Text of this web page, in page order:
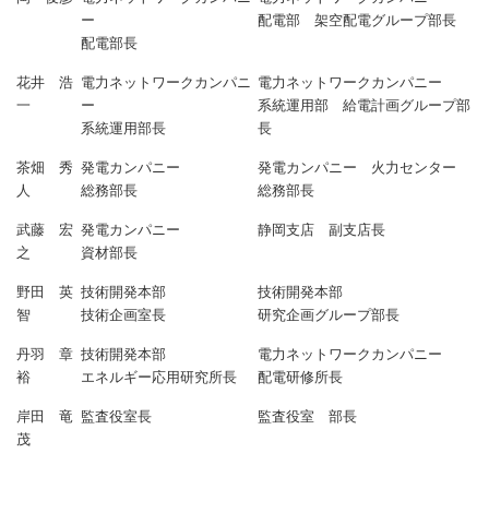
ー
配電部長
配電部 架空配電グループ部長
花井 浩
一
電力ネットワークカンパニ
ー
系統運用部長
電力ネットワークカンパニー
系統運用部 給電計画グループ部
長
茶畑 秀
人
発電カンパニー
総務部長
発電カンパニー 火力センター
総務部長
武藤 宏
之
発電カンパニー
資材部長
静岡支店 副支店長
野田 英
智
技術開発本部
技術企画室長
技術開発本部
研究企画グループ部長
丹羽 章
裕
技術開発本部
エネルギー応用研究所長
電力ネットワークカンパニー
配電研修所長
岸田 竜
茂
監査役室長 監査役室 部長